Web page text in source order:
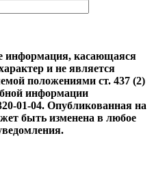
информация, касающаяся
и не является
положениями ст. 437 (2)
информации
01-04. Опубликованная на
быть изменена в любое